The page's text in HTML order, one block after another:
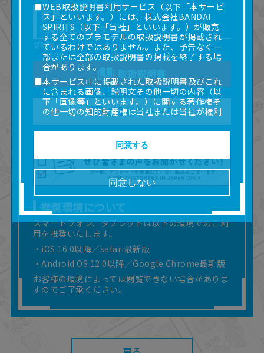
作品
機動戦士ガンダム00
取扱説明書
ご意見フォーム
推奨環境について
スマートフォン、タブレットは以下の環境でのご利
用を推奨いたします。
・iOS 16.0以降／safari最新版
・Android OS 12.0以降／Google Chrome最新版
お客様の環境によっては閲覧できない場合がありま
すのでご了承ください。
■WEB取扱説明書利用サービス（以下「本サービ
ス」といいます。）には、株式会社BANDAI
SPIRITS（以下「当社」といいます。）が販売
する全てのプラモデルの取扱説明書が掲載され
ているわけではありません。また、予告なく一
部または全部の取扱説明書の掲載を終了する場
合があります。
■本サービス中に掲載された取扱説明書及びこれ
に含まれる画像、説明文その他一切の内容（以
下「画像等」といいます。）に関する著作権そ
の他一切の知的財産権は当社または当社が権利
■取扱説明書及び画像等の一部または全部を私的
使用（本サービス内の意見投稿の目的での画像
等の利用を含みます。）を超えて使用（複製、
複写、改変、掲示、頒布、配信、販売、出版等
を含むがこれに限りません。）することは禁止
いたします。
■掲載している取扱説明書は、お客様が購入され
た商品に同梱されたものと異なる場合がありま
す。
■対象商品仕様の変更などにより、取扱説明書の
内容は予告なく変更される場合があります。
■当社は、取扱説明書の正確性確保に努めており
ますが、取扱説明書の完全性を保証するもので
はありません。
■お客様のご利用環境によっては、本サービスを
ご利用いただけない場合があります。
■本サービスを利用したこと、または利用できな
たとしても、当社は何らの責任を負いません。
また、本サイトを利用したことによって、利用
同意しない
同意する